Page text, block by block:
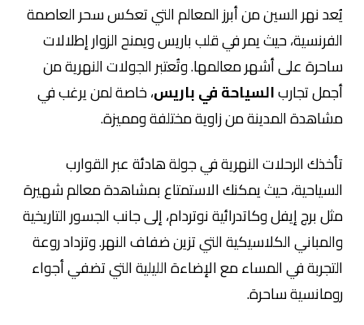
يُعدنهر السينمن أبرز المعالم التي تعكس سحر العاصمة
الفرنسية، حيث يمر في قلبباريسويمنح الزوار إطلالات
ساحرة على أشهر معالمها. وتُعتبر الجولات النهرية من
أجمل تجاربالسياحة في باريس، خاصة لمن يرغب في
مشاهدة المدينة من زاوية مختلفة ومميزة.
تأخذك الرحلات النهرية في جولة هادئة عبر القوارب
السياحية، حيث يمكنك الاستمتاع بمشاهدة معالم شهيرة
مثلبرج إيفلوكاتدرائية نوتردام، إلى جانب الجسور التاريخية
والمباني الكلاسيكية التي تزين ضفاف النهر. وتزداد روعة
التجربة في المساء مع الإضاءة الليلية التي تضفي أجواء
رومانسية ساحرة.